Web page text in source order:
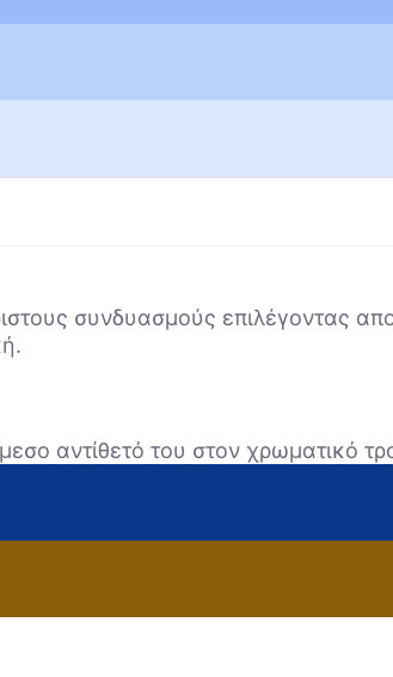
συνδυασμούς επιλέγοντας
αντίθετό του στον χρωματικό